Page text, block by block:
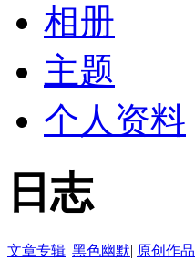
相册
主题
个人资料
日志
文章专辑| 黑色幽默| 原创作品